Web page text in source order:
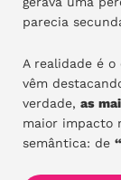
parecia
A realidade é o
vêm
verdade, as
maior impacto
semântica: de